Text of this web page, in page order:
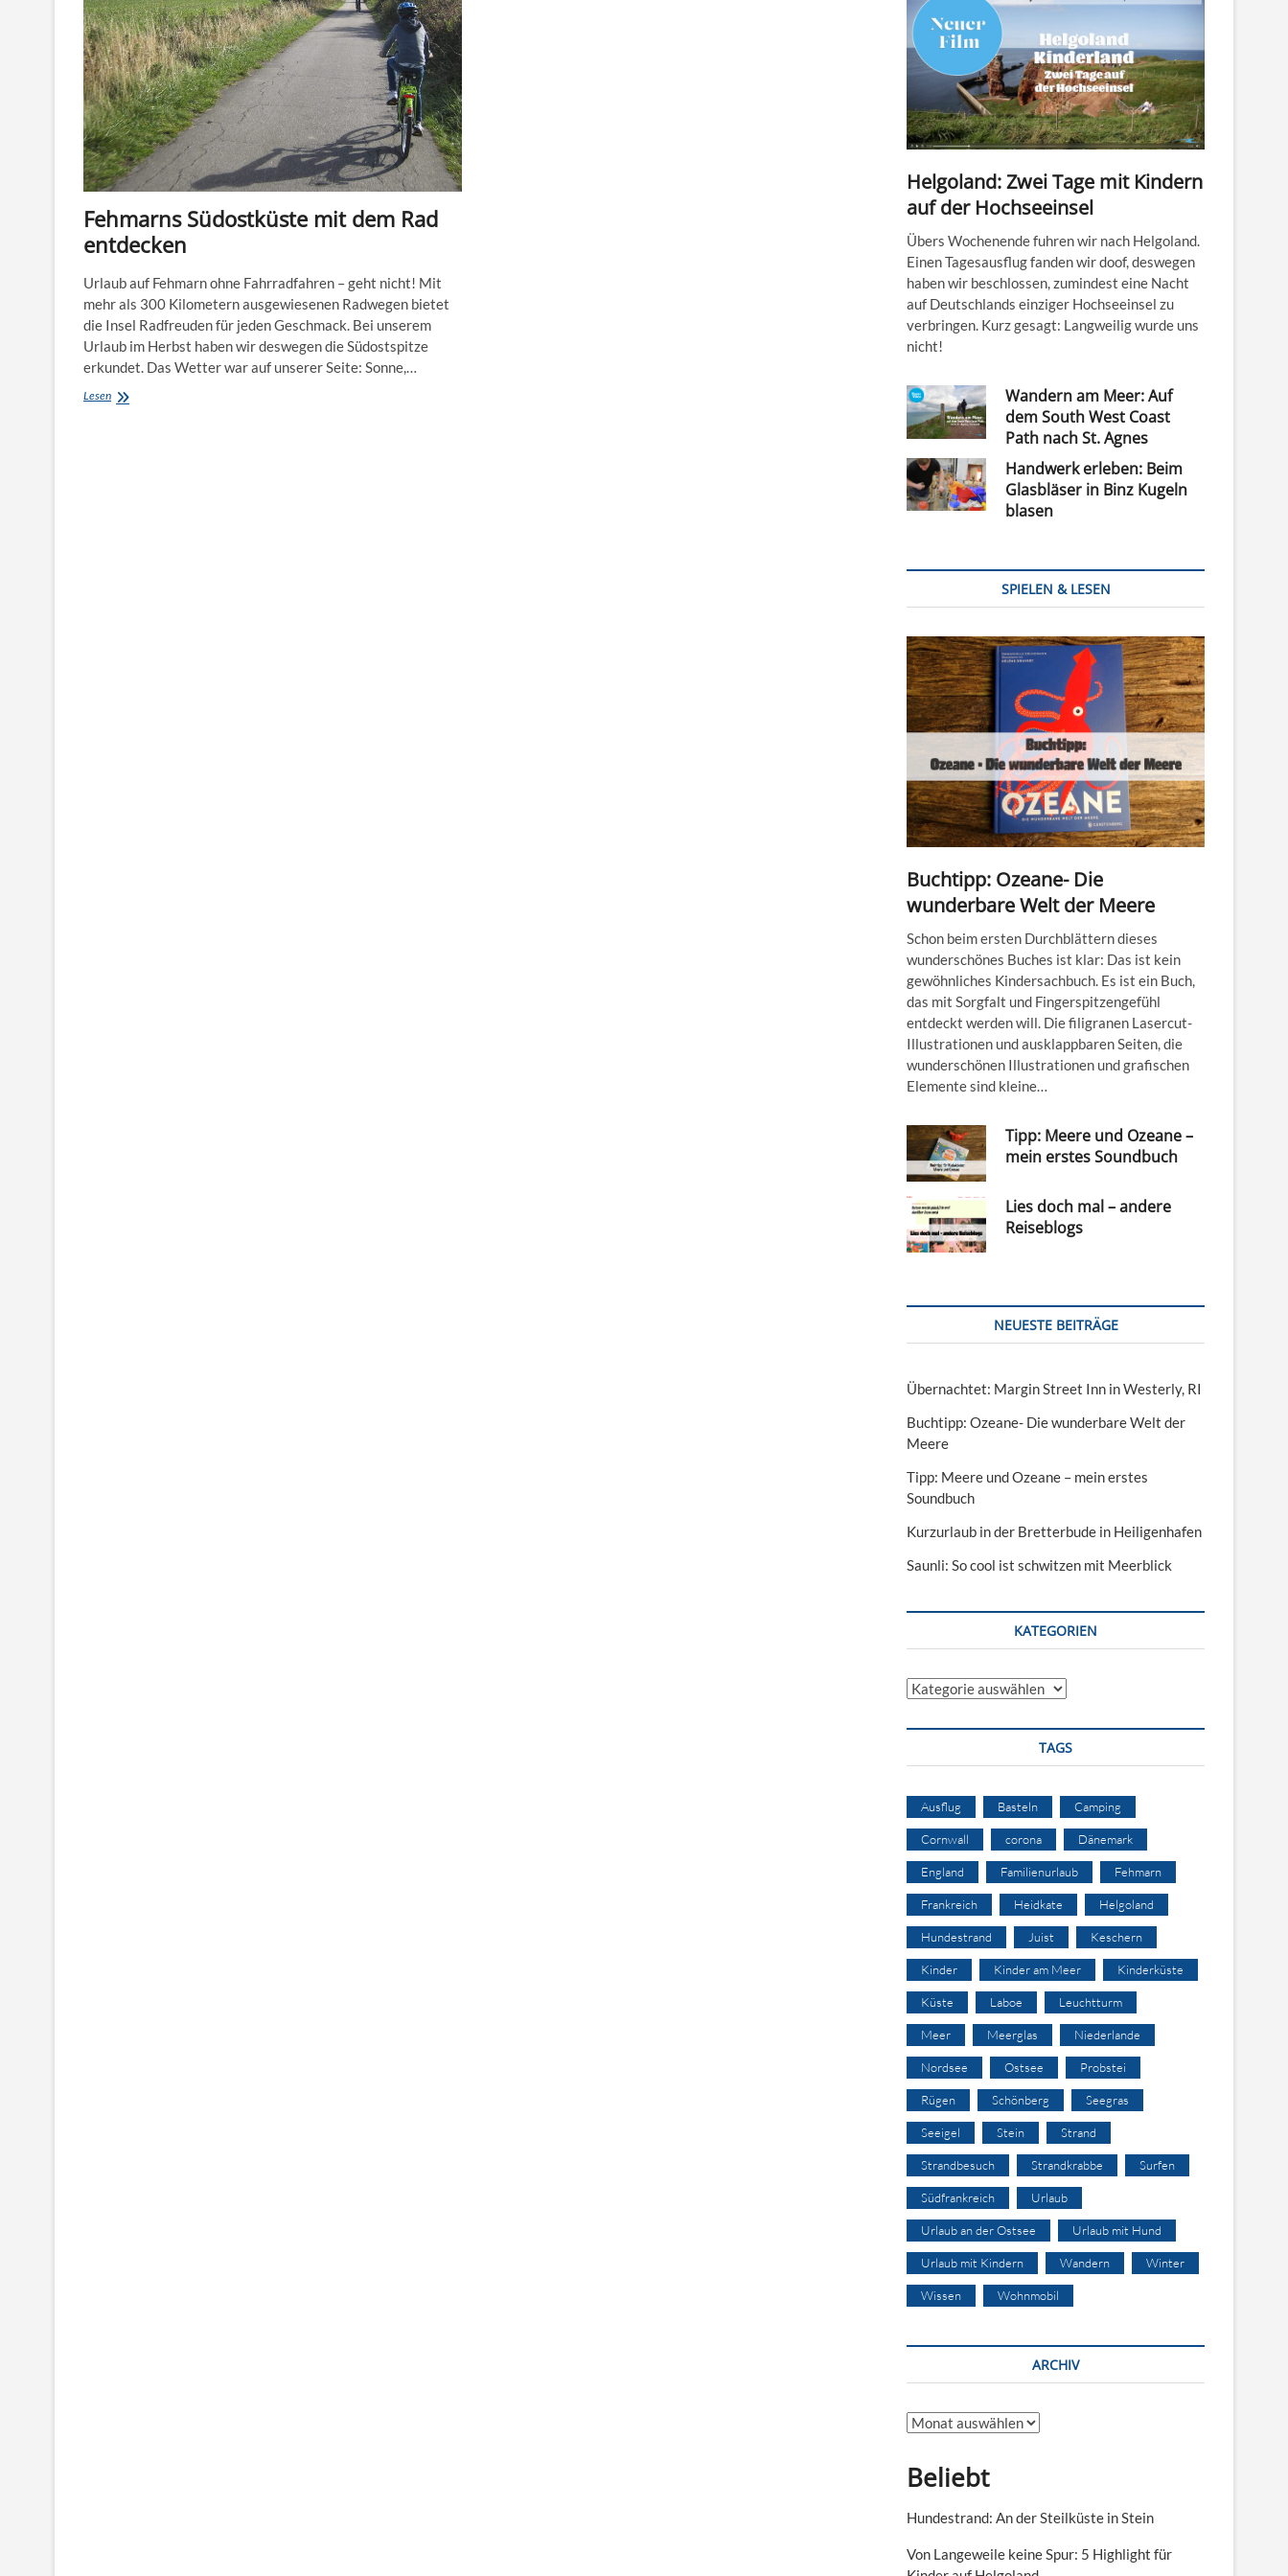
Fehmarns Südostküste mit dem Rad
entdecken
Urlaub auf Fehmarn ohne Fahrradfahren – geht nicht! Mit
mehr als 300 Kilometern ausgewiesenen Radwegen bietet
die Insel Radfreuden für jeden Geschmack. Bei unserem
Urlaub im Herbst haben wir deswegen die Südostspitze
erkundet. Das Wetter war auf unserer Seite: Sonne,…
LesenFehmarns
Helgoland: Zwei Tage mit Kindern
auf der Hochseeinsel
Übers Wochenende fuhren wir nach Helgoland.
Einen Tagesausflug fanden wir doof, deswegen
haben wir beschlossen, zumindest eine Nacht
auf Deutschlands einziger Hochseeinsel zu
verbringen. Kurz gesagt: Langweilig wurde uns
nicht!
Wandern am Meer: Auf
dem South West Coast
Path nach St. Agnes
Handwerk erleben: Beim
Glasbläser in Binz Kugeln
blasen
SPIELEN & LESEN
Buchtipp: Ozeane- Die
wunderbare Welt der Meere
Schon beim ersten Durchblättern dieses
wunderschönes Buches ist klar: Das ist kein
gewöhnliches Kindersachbuch. Es ist ein Buch,
das mit Sorgfalt und Fingerspitzengefühl
entdeckt werden will. Die filigranen Lasercut-
Illustrationen und ausklappbaren Seiten, die
wunderschönen Illustrationen und grafischen
Elemente sind kleine…
Tipp: Meere und Ozeane –
mein erstes Soundbuch
Lies doch mal – andere
Reiseblogs
NEUESTE BEITRÄGE
Übernachtet: Margin Street Inn in Westerly, RI
Buchtipp: Ozeane- Die wunderbare Welt der
Meere
Tipp: Meere und Ozeane – mein erstes
Soundbuch
Kurzurlaub in der Bretterbude in Heiligenhafen
Saunli: So cool ist schwitzen mit Meerblick
KATEGORIEN
Kategorien
TAGS
Ausflug Basteln Camping
Cornwall corona Dänemark
England Familienurlaub Fehmarn
Frankreich Heidkate Helgoland
Hundestrand Juist Keschern
Kinder Kinder am Meer Kinderküste
Küste Laboe Leuchtturm
Meer Meerglas Niederlande
Nordsee Ostsee Probstei
Rügen Schönberg Seegras
Seeigel Stein Strand
Strandbesuch Strandkrabbe Surfen
Südfrankreich Urlaub
Urlaub an der Ostsee Urlaub mit Hund
Urlaub mit Kindern Wandern Winter
Wissen Wohnmobil
ARCHIV
Archiv
Beliebt
Hundestrand: An der Steilküste in Stein
Von Langeweile keine Spur: 5 Highlight für